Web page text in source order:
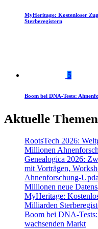
MyHeritage: Kostenloser
Sterberegistern
5
Boom bei DNA-Tests:
Aktuelle Themen
RootsTech 2026:
Millionen
Genealogica 2026:
mit Vorträgen,
Ahnenforschung-
Millionen neue
MyHeritage:
Milliarden
Boom bei DNA-
wachsenden Markt